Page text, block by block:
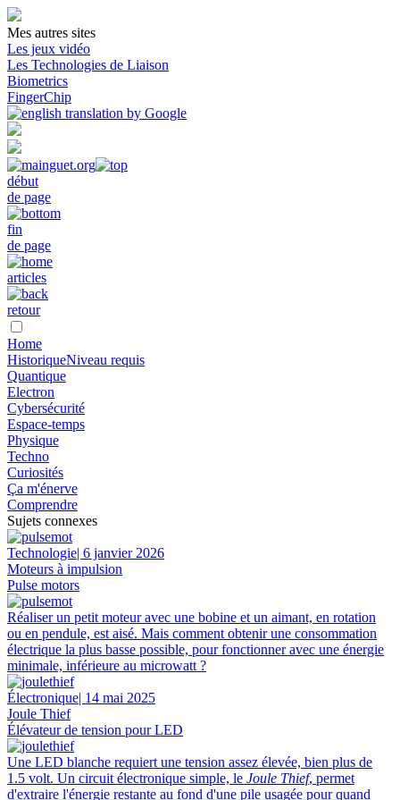
Mes autres sites
Les jeux vidéo
Les Technologies de Liaison
Biometrics
FingerChip
début
de page
fin
de page
articles
retour
Home
HistoriqueNiveau requis
Quantique
Electron
Cybersécurité
Espace-temps
Physique
Techno
Curiosités
Ça m'énerve
Comprendre
Sujets connexes
Technologie| 6 janvier 2026
Moteurs à impulsion
Pulse motors
Réaliser un petit moteur avec une bobine et un aimant, en rotation
ou en pendule, est aisé. Mais comment obtenir une consommation
électrique la plus basse possible, pour fonctionner avec une énergie
minimale, inférieure au microwatt ?
Électronique| 14 mai 2025
Joule Thief
Élévateur de tension pour LED
Une LED blanche requiert une tension assez élevée, bien plus de
1.5 volt. Un circuit électronique simple, le Joule Thief, permet
d'extraire l'énergie restante au fond d'une pile usagée pour quand